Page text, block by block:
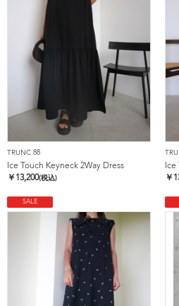
TRUNC 88
Ice Touch Keyneck 2Way Dress
￥ 13,200(税込)
￥
SALE